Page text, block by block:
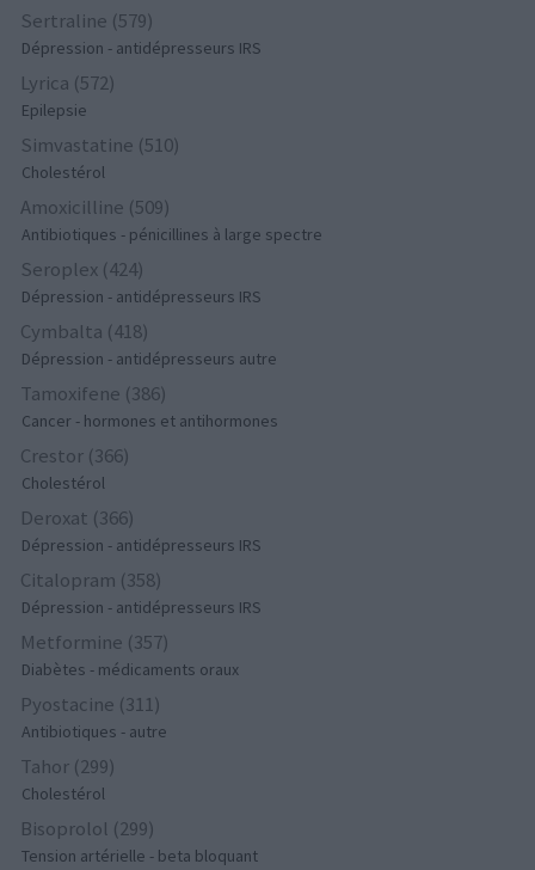
Sertraline (579)
Dépression - antidépresseurs IRS
Lyrica (572)
Epilepsie
Simvastatine (510)
Cholestérol
Amoxicilline (509)
Antibiotiques - pénicillines à large spectre
Seroplex (424)
Dépression - antidépresseurs IRS
Cymbalta (418)
Dépression - antidépresseurs autre
Tamoxifene (386)
Cancer - hormones et antihormones
Crestor (366)
Cholestérol
Deroxat (366)
Dépression - antidépresseurs IRS
Citalopram (358)
Dépression - antidépresseurs IRS
Metformine (357)
Diabètes - médicaments oraux
Pyostacine (311)
Antibiotiques - autre
Tahor (299)
Cholestérol
Bisoprolol (299)
Tension artérielle - beta bloquant